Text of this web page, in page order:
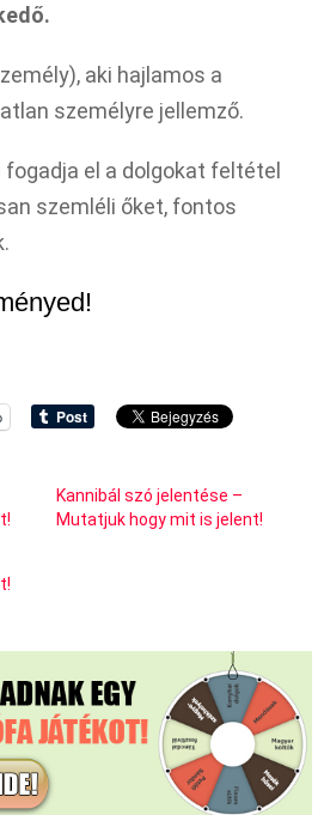
aki hajlamos a
személyre jellemző.
fogadja el a dolgokat feltétel
szemléli őket, fontos
Kannibál szó jelentése –
Mutatjuk hogy mit is jelent!